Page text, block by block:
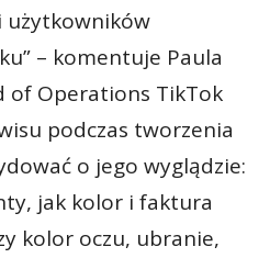
użytkowników
– komentuje Paula
of Operations TikTok
podczas tworzenia
o jego wyglądzie:
jak kolor i faktura
kolor oczu, ubranie,